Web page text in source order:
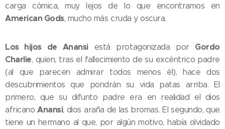
carga cómica, muy lejos de lo que encontramos en
American Gods, mucho más cruda y oscura.
Los hijos de Anansiestá protagonizada por Gordo
Charlie, quien, tras el fallecimiento de su excéntrico padre
(al que parecen admirar todos menos él), hace dos
descubrimientos que pondrán su vida patas arriba. El
primero, que su difunto padre era en realidad el dios
africanoAnansi, dios araña de las bromas. El segundo, que
tiene un hermano al que, por algún motivo, había olvidado